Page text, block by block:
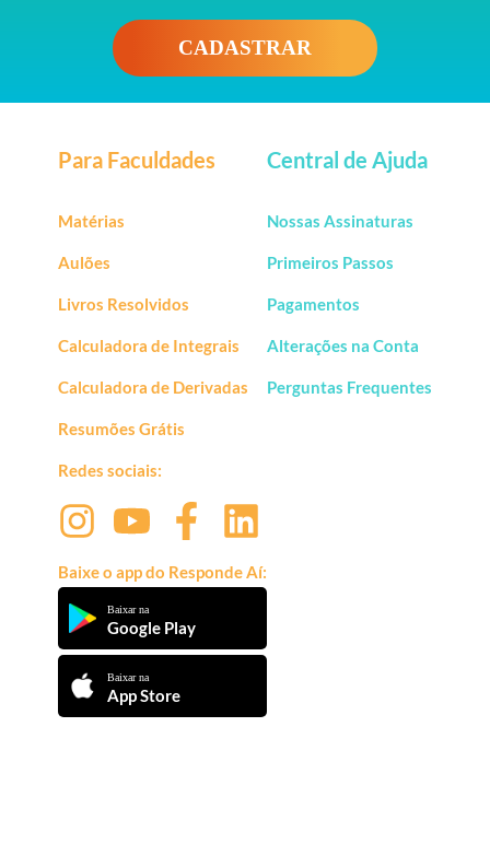
CADASTRAR
Para Faculdades
Matérias
Aulões
Livros Resolvidos
Calculadora de Integrais
Calculadora de Derivadas
Resumões Grátis
Redes sociais:
Baixe o app do Responde Aí:
Baixar na
Google Play
Baixar na
App Store
Central de Ajuda
Nossas Assinaturas
Primeiros Passos
Pagamentos
Alterações na Conta
Perguntas Frequentes